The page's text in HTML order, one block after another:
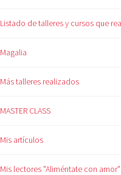
Listado de talleres y cursos que
Magalia
Más talleres realizados
MASTER CLASS
Mis artículos
Mis lectores "Aliméntate con amor"